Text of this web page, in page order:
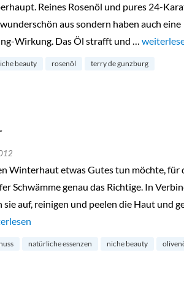
Reines Rosenöl und pures 24-
aus sondern haben auch eine
Wirkung. Das Öl strafft und … „Or de
beauty rosenöl terry de gunzburg
Winterhaut etwas Gutes tun möchte, für
Schwämme genau das Richtige. In
sie auf, reinigen und peelen die Haut und
Buffer“
natürliche essenzen niche beauty